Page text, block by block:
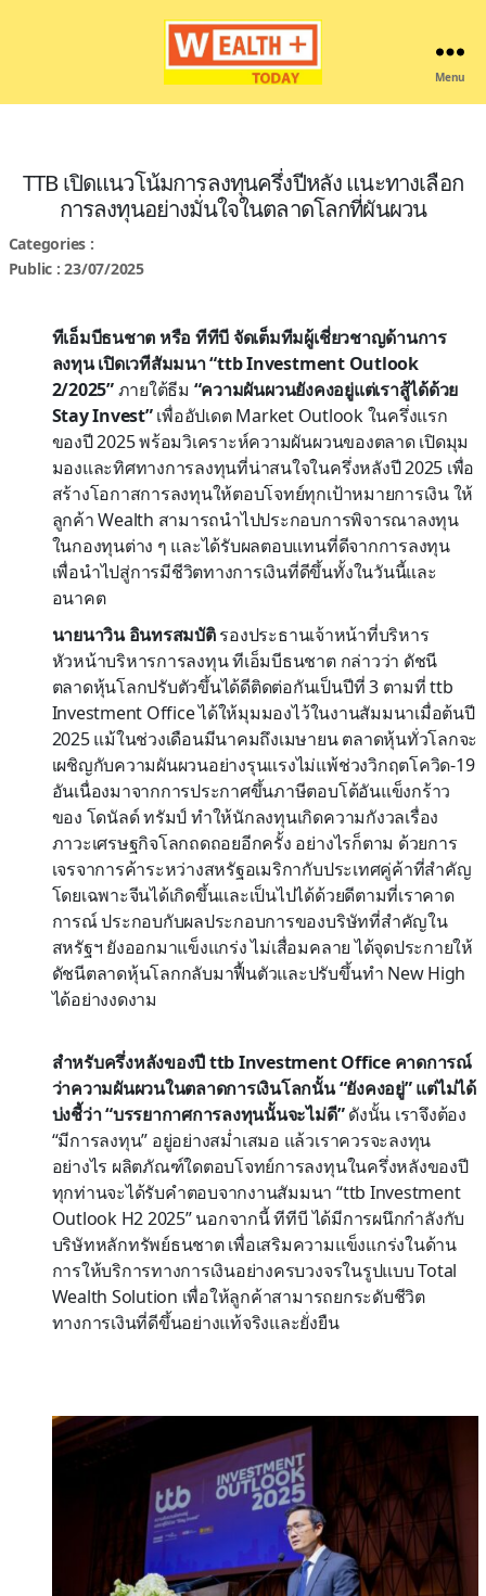
Menu
TTB เปิดแนวโน้มการลงทุนครึ่งปีหลัง แนะทางเลือก
การลงทุนอย่างมั่นใจในตลาดโลกที่ผันผวน
Categories :
Public : 23/07/2025
ทีเอ็มบีธนชาต หรือ ทีทีบี จัดเต็มทีมผู้เชี่ยวชาญด้านการ
ลงทุน เปิดเวทีสัมมนา “ttb Investment Outlook
2/2025”ภายใต้ธีม “ความผันผวนยังคงอยู่แต่เราสู้ได้ด้วย
Stay Invest”เพื่ออัปเดต Market Outlook ในครึ่งแรก
ของปี 2025 พร้อมวิเคราะห์ความผันผวนของตลาด เปิดมุม
มองและทิศทางการลงทุนที่น่าสนใจในครึ่งหลังปี 2025 เพื่อ
สร้างโอกาสการลงทุนให้ตอบโจทย์ทุกเป้าหมายการเงิน ให้
ลูกค้า Wealth สามารถนำไปประกอบการพิจารณาลงทุน
ในกองทุนต่าง ๆ และได้รับผลตอบแทนที่ดีจากการลงทุน
เพื่อนำไปสู่การมีชีวิตทางการเงินที่ดีขึ้นทั้งในวันนี้และ
อนาคต
นายนาวิน อินทรสมบัติรองประธานเจ้าหน้าที่บริหาร
หัวหน้าบริหารการลงทุน ทีเอ็มบีธนชาต กล่าวว่า ดัชนี
ตลาดหุ้นโลกปรับตัวขึ้นได้ดีติดต่อกันเป็นปีที่ 3 ตามที่ ttb
Investment Office ได้ให้มุมมองไว้ในงานสัมมนาเมื่อต้นปี
2025 แม้ในช่วงเดือนมีนาคมถึงเมษายน ตลาดหุ้นทั่วโลกจะ
เผชิญกับความผันผวนอย่างรุนแรงไม่แพ้ช่วงวิกฤตโควิด-19
อันเนื่องมาจากการประกาศขึ้นภาษีตอบโต้อันแข็งกร้าว
ของ โดนัลด์ ทรัมป์ ทำให้นักลงทุนเกิดความกังวลเรื่อง
ภาวะเศรษฐกิจโลกถดถอยอีกครั้ง อย่างไรก็ตาม ด้วยการ
เจรจาการค้าระหว่างสหรัฐอเมริกากับประเทศคู่ค้าที่สำคัญ
โดยเฉพาะจีนได้เกิดขึ้นและเป็นไปได้ด้วยดีตามที่เราคาด
การณ์ ประกอบกับผลประกอบการของบริษัทที่สำคัญใน
สหรัฐฯ ยังออกมาแข็งแกร่ง ไม่เสื่อมคลาย ได้จุดประกายให้
ดัชนีตลาดหุ้นโลกกลับมาฟื้นตัวและปรับขึ้นทำ New High
ได้อย่างงดงาม
สำหรับครึ่งหลังของปี ttb Investment Office คาดการณ์
ว่าความผันผวนในตลาดการเงินโลกนั้น “ยังคงอยู่” แต่ไม่ได้
บ่งชี้ว่า “บรรยากาศการลงทุนนั้นจะไม่ดี”ดังนั้น เราจึงต้อง
“มีการลงทุน” อยู่อย่างสม่ำเสมอ แล้วเราควรจะลงทุน
อย่างไร ผลิตภัณฑ์ใดตอบโจทย์การลงทุนในครึ่งหลังของปี
ทุกท่านจะได้รับคำตอบจากงานสัมมนา “ttb Investment
Outlook H2 2025” นอกจากนี้ ทีทีบี ได้มีการผนึกกำลังกับ
บริษัทหลักทรัพย์ธนชาต เพื่อเสริมความแข็งแกร่งในด้าน
การให้บริการทางการเงินอย่างครบวงจรในรูปแบบ Total
Wealth Solution เพื่อให้ลูกค้าสามารถยกระดับชีวิต
ทางการเงินที่ดีขึ้นอย่างแท้จริงและยั่งยืน